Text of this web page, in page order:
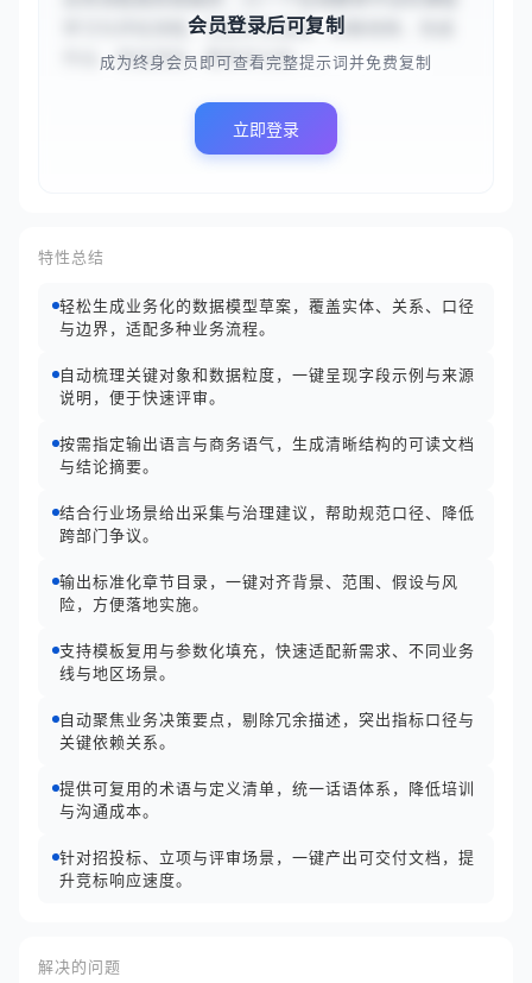
学习与评估流程，包括学生选课、观看视频、完成
作业、参加测验、教师评分和...
会员登录后可复制
成为终身会员即可查看完整提示词并免费复制
立即登录
特性总结
轻松生成业务化的数据模型草案，覆盖实体、关系、口径
与边界，适配多种业务流程。
自动梳理关键对象和数据粒度，一键呈现字段示例与来源
说明，便于快速评审。
按需指定输出语言与商务语气，生成清晰结构的可读文档
与结论摘要。
结合行业场景给出采集与治理建议，帮助规范口径、降低
跨部门争议。
输出标准化章节目录，一键对齐背景、范围、假设与风
险，方便落地实施。
支持模板复用与参数化填充，快速适配新需求、不同业务
线与地区场景。
自动聚焦业务决策要点，剔除冗余描述，突出指标口径与
关键依赖关系。
提供可复用的术语与定义清单，统一话语体系，降低培训
与沟通成本。
针对招投标、立项与评审场景，一键产出可交付文档，提
升竞标响应速度。
解决的问题